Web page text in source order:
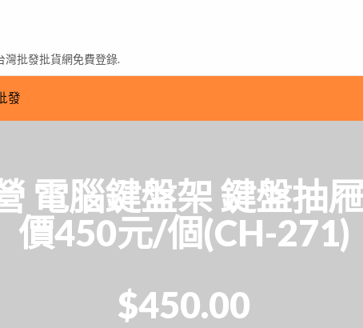
灣批發批貨網免費登錄.
發
電腦鍵盤架 鍵盤抽
價450元/個(CH-271)
$450.00